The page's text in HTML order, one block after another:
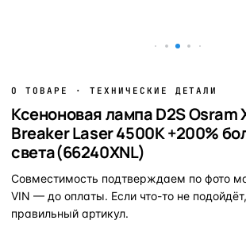
О ТОВАРЕ · ТЕХНИЧЕСКИЕ ДЕТАЛИ
Ксеноновая лампа D2S
Breaker Laser 4500K +200%
света(66240XNL)
Совместимость подтверждаем по фото
VIN — до оплаты. Если что-то не
правильный артикул.